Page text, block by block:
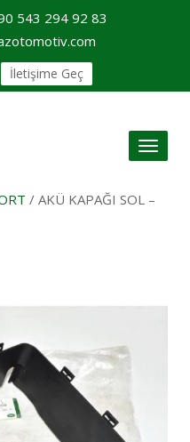
543 294 92 83
İletişime Geç
Toggle
/ AKÜ KAPAĞI SOL –